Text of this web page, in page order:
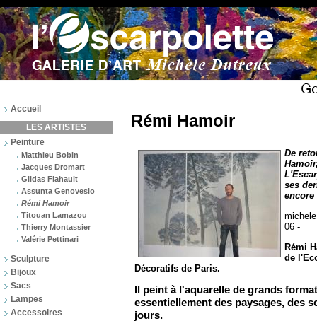
Accueil
LES ARTISTES
Peinture
Matthieu Bobin
Jacques Dromart
Gildas Flahault
Assunta Genovesio
Rémi Hamoir
Titouan Lamazou
Thierry Montassier
Valérie Pettinari
Sculpture
Bijoux
Sacs
Lampes
Accessoires
Rémi Hamoir
De
ses
06 -
Rémi
de
Décoratifs de Paris.
Il peint à l'aquarelle de grands
essentiellement des paysages, des
jours.